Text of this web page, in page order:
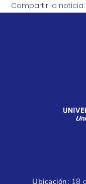
Compartir la noticia:
Ubicación: 18